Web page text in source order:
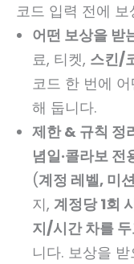
코드 입력 전에
어떤 보상을 받
료, 티켓, 스킨/
코드 한 번에
해 둡니다.
제한 & 규칙 정
념일·콜라보 전
(계정 레벨, 미
지, 계정당 1회
지/시간 차를
니다. 보상을 받